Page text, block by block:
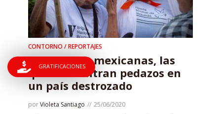
CONTORNO / REPORTAJES
Brigadistas mexicanas, las
que encuentran pedazos en
un país destrozado
porVioleta Santiago 25/06/2020
GRATIFICACIONES